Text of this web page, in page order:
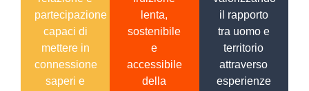
partecipazione
capaci di
mettere in
connessione
saperi e
lenta,
sostenibile
e
accessibile
della
il rapporto
tra uomo e
territorio
attraverso
esperienze